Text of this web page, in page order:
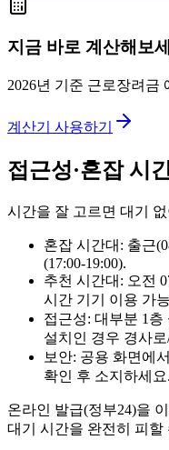
지금 바로 계산해보
2026년 기준 근로장려금
계산기 사용하기
접근성·혼잡 시
시간을 잘 고르면 대기
혼잡 시간대: 출근
(17:00-19:00).
추천 시간대: 오전
시간 기기 이용 가
접근성: 대부분 1층
설치인 경우 경사
보안: 공용 화면에
확인 후 소지하세요.
온라인 발급(정부24)을
대기 시간을 완전히 피할